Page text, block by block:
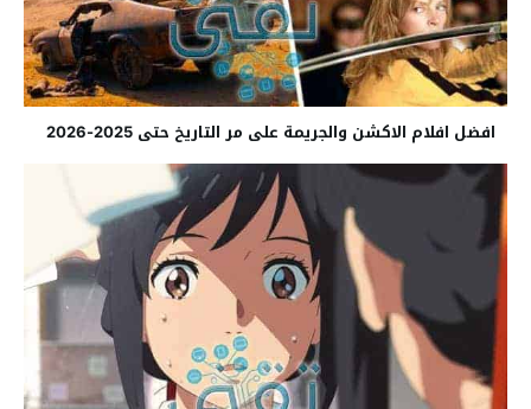
افضل افلام الاكشن والجريمة على مر التاريخ حتى 2025-2026